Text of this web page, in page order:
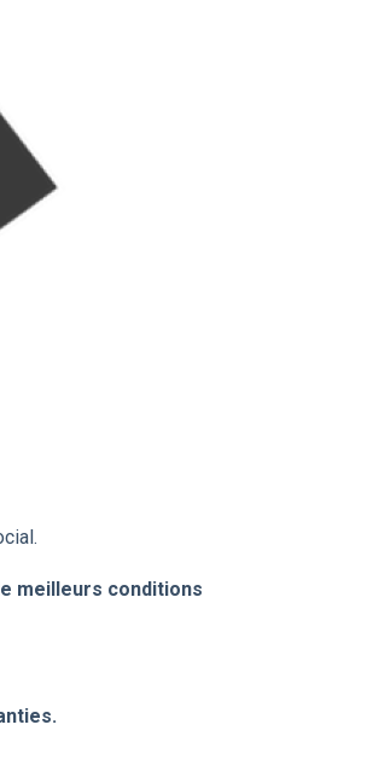
meilleurs conditions